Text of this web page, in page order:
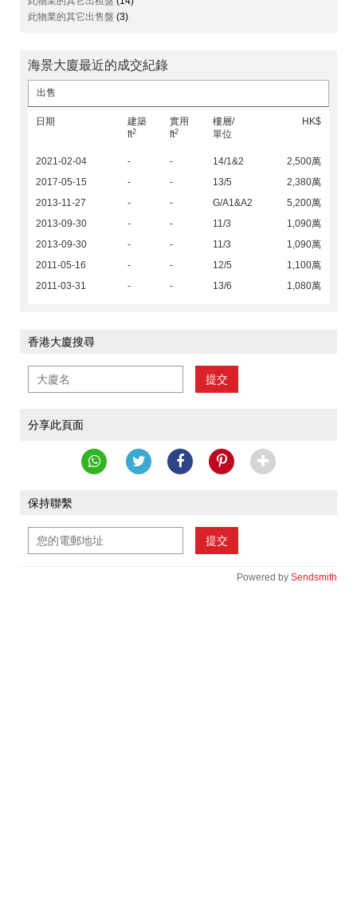
此物業的其它出售盤 (3)
海景大廈最近的成交紀錄
出售
日期
建築
ft2
實用
ft2
樓層/
單位
HK$
2021-02-04 - - 14/1&2
2,500萬
2017-05-15
- - 13/5
2,380萬
2013-11-27
- - G/A1&A2
5,200萬
2013-09-30
- - 11/3
1,090萬
2013-09-30
- - 11/3
1,090萬
2011-05-16
- - 12/5
1,100萬
2011-03-31
- - 13/6 1,080萬
香港大廈搜尋
提交
分享此頁面
保持聯繫
提交
Powered by Sendsmith